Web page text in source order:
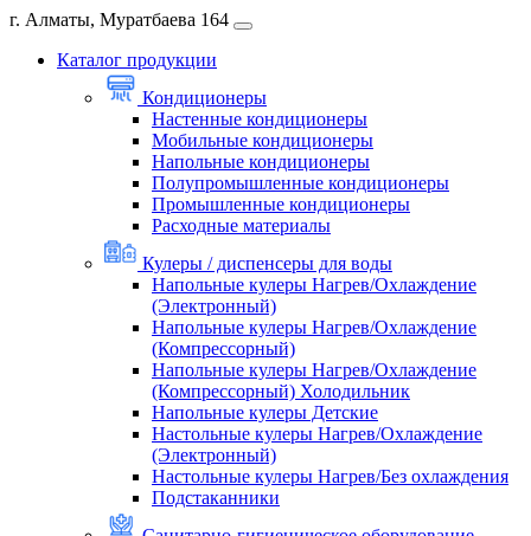
г. Алматы, Муратбаева 164
Каталог продукции
Кондиционеры
Настенные кондиционеры
Мобильные кондиционеры
Напольные кондиционеры
Полупромышленные кондиционеры
Промышленные кондиционеры
Расходные материалы
Кулеры / диспенсеры для воды
Напольные кулеры Нагрев/Охлаждение
(Электронный)
Напольные кулеры Нагрев/Охлаждение
(Компрессорный)
Напольные кулеры Нагрев/Охлаждение
(Компрессорный) Холодильник
Напольные кулеры Детские
Настольные кулеры Нагрев/Охлаждение
(Электронный)
Настольные кулеры Нагрев/Без охлаждения
Подстаканники